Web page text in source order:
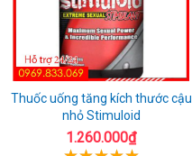
Thuốc uống tăng kích thước cậu
nhỏ Stimuloid
1.260.000₫